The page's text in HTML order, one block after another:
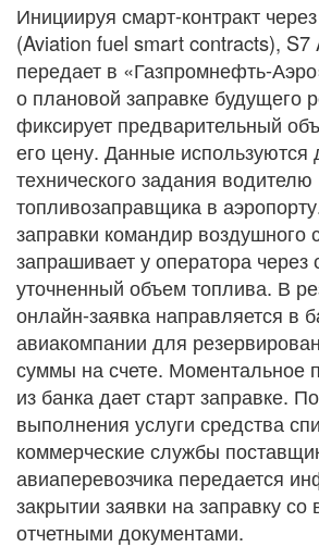
Инициируя смарт-контракт
(Aviation fuel smart contracts), S7
передает в «Газпромнефть-
о плановой заправке будущего
фиксирует предварительный
его цену. Данные используются
технического задания водителю
топливозаправщика в
заправки командир воздушного
запрашивает у оператора через
уточненный объем топлива. В
онлайн-заявка направляется в
авиакомпании для
суммы на счете. Моментальное
из банка дает старт заправке.
выполнения услуги средства
коммерческие службы
авиаперевозчика передается
закрытии заявки на заправку со
отчетными документами.